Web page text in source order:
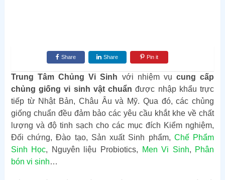
Share Share Pin it
Trung Tâm Chủng Vi Sinh với nhiệm vụcung cấp
chủng giống vi sinh vật chuẩn được nhập khẩu trực
tiếp từ Nhật Bản, Châu Âu và Mỹ. Qua đó, các chủng
giống chuẩn đều đảm bảo các yêu cầu khắt khe về chất
lượng và độ tinh sạch cho các mục đích Kiểm nghiệm,
Đối chứng, Đào tạo, Sản xuất Sinh phẩm, Chế Phẩm
Sinh Học, Nguyên liệu Probiotics, Men Vi Sinh, Phân
bón vi sinh…